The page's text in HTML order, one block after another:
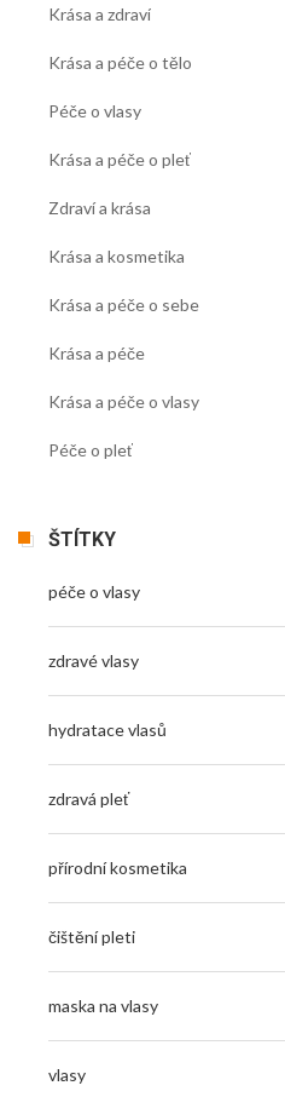
Krása a zdraví
Krása a péče o tělo
Péče o vlasy
Krása a péče o pleť
Zdraví a krása
Krása a kosmetika
Krása a péče o sebe
Krása a péče
Krása a péče o vlasy
Péče o pleť
ŠTÍTKY
péče o vlasy
zdravé vlasy
hydratace vlasů
zdravá pleť
přírodní kosmetika
čištění pleti
maska na vlasy
vlasy